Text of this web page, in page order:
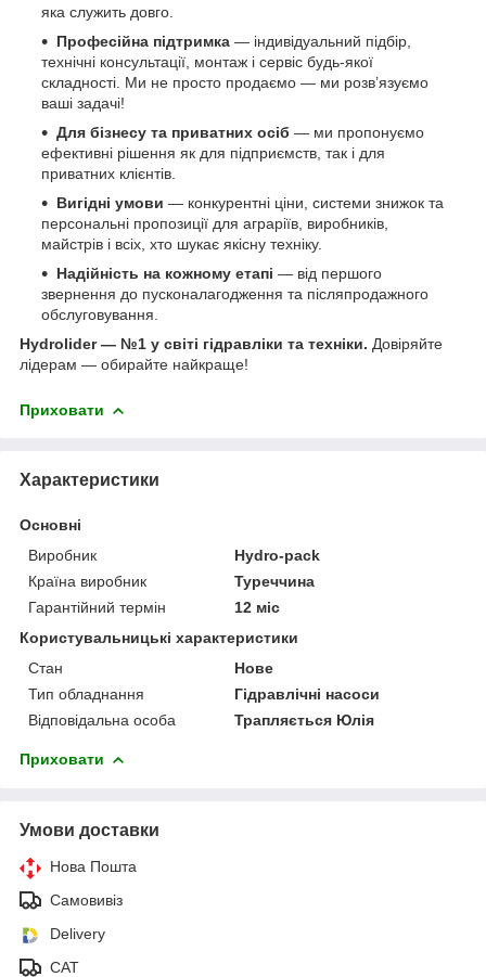
яка служить довго.
Професійна підтримка — індивідуальний підбір,
технічні консультації, монтаж і сервіс будь-якої
складності. Ми не просто продаємо — ми розв’язуємо
ваші задачі!
Для бізнесу та приватних осіб — ми пропонуємо
ефективні рішення як для підприємств, так і для
приватних клієнтів.
Вигідні умови — конкурентні ціни, системи знижок та
персональні пропозиції для аграріїв, виробників,
майстрів і всіх, хто шукає якісну техніку.
Надійність на кожному етапі — від першого
звернення до пусконалагодження та післяпродажного
обслуговування.
Hydrolider — №1 у світі гідравліки та техніки. Довіряйте
лідерам — обирайте найкраще!
Приховати
Характеристики
Основні
Виробник
Hydro-pack
Країна виробник
Туреччина
Гарантійний термін
12 міс
Користувальницькі характеристики
Стан
Нове
Тип обладнання
Гідравлічні насоси
Відповідальна особа
Трапляється Юлія
Приховати
Умови доставки
Нова Пошта
Самовивіз
Delivery
САТ